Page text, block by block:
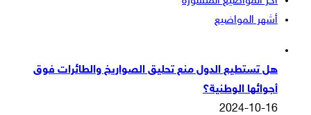
أشهر المواضيع
هل تستطيع الدول منع تحليق الصواريخ والطائرات فوق
أجوائها الوطنية؟
2024-10-16